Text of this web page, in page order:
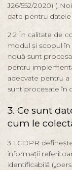
J26/552/2020)
date pentru datele
2.2 În calitate de
modul și scopul în
nouă sunt
pentru
adecvate pentru a
sunt procesate în
3. Ce sunt
cum le
3.1 GDPR
informații
identificabilă